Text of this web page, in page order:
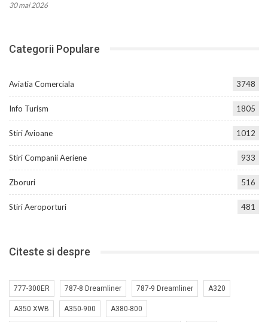
30 mai 2026
Categorii Populare
Aviatia Comerciala 3748
Info Turism 1805
Stiri Avioane 1012
Stiri Companii Aeriene 933
Zboruri 516
Stiri Aeroporturi 481
Citeste si despre
777-300ER 787-8 Dreamliner 787-9 Dreamliner A320
A350 XWB A350-900 A380-800